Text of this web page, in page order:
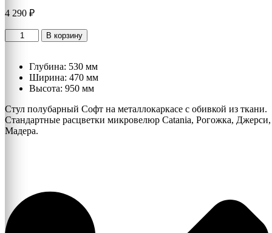
4 290 ₽
Количество
товара
полубарный
Софт
В корзину
Глубина: 530 мм
Ширина: 470 мм
Высота: 950 мм
Стул полубарный Софт на металлокаркасе с обивкой из ткани.
Стандартные расцветки микровелюр Catania, Рогожка, Джерси,
Мадера.